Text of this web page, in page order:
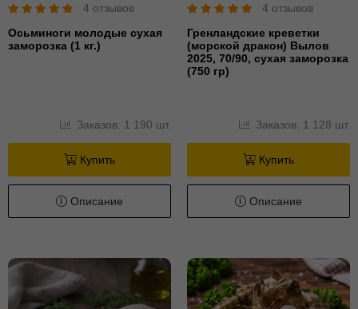
4 отзывов
Осьминоги молодые сухая
заморозка (1 кг.)
Заказов: 1 190 шт.
Купить
Описание
4 отзывов
Гренландские креветки
(морской дракон) Вылов
2025, 70/90, сухая заморозка
(750 гр)
Заказов: 1 128 шт.
Купить
Описание